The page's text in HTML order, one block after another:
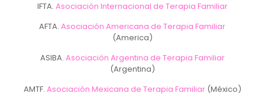
IFTA. Asociación Internacional de Terapia Familiar
AFTA.Asociación Americana de Terapia Familiar
(America)
ASIBA. Asociación Argentina de Terapia Familiar
(Argentina)
AMTF. Asociación Mexicana de Terapia Familiar(México)